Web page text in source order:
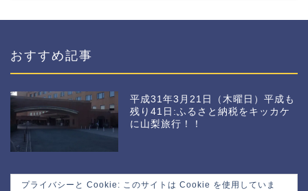
おすすめ記事
平成31年3月21日（木曜日）平成も
残り41日:ふるさと納税をキッカケ
に山梨旅行！！
プライバシーと Cookie: このサイトは Cookie を使用していま